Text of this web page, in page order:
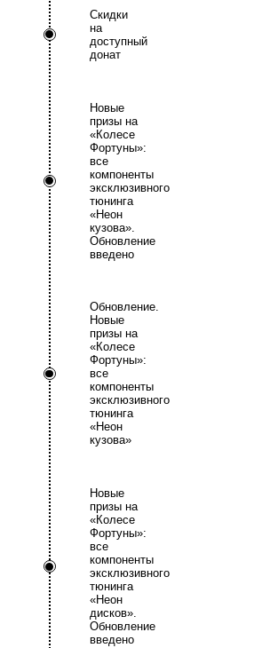
Скидки
на
доступный
донат
Новые
призы на
«Колесе
Фортуны»:
все
компоненты
эксклюзивного
тюнинга
«Неон
кузова».
Обновление
введено
Обновление.
Новые
призы на
«Колесе
Фортуны»:
все
компоненты
эксклюзивного
тюнинга
«Неон
кузова»
Новые
призы на
«Колесе
Фортуны»:
все
компоненты
эксклюзивного
тюнинга
«Неон
дисков».
Обновление
введено